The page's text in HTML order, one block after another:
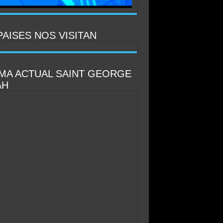
NOS VISITAN
ACTUAL SAINT GEORGE